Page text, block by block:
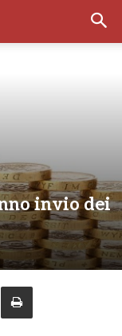
invio dei